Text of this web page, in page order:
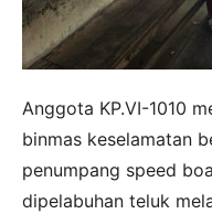
Anggota KP.VI-1010
binmas keselamatan
penumpang speed
dipelabuhan teluk